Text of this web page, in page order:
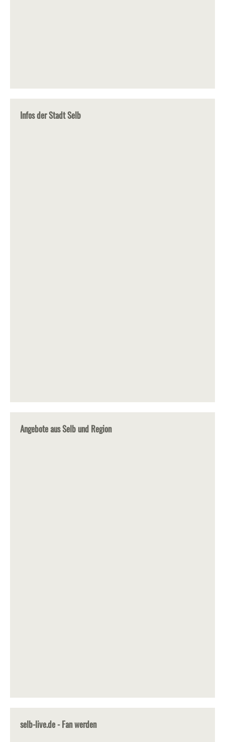
Infos der Stadt Selb
Angebote aus Selb und Region
selb-live.de - Fan werden